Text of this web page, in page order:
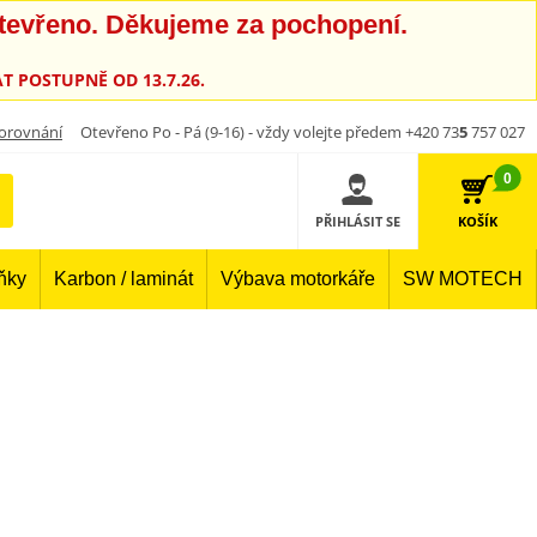
Děkujeme za pochopení.
POSTUPNĚ OD 13.7.26.
Otevřeno Po - Pá (9-16) - vždy volejte předem +420 735757 027
PŘIHLÁSIT SE
0
KOŠÍK
Karbon / laminát Výbava motorkáře SW MOTECH